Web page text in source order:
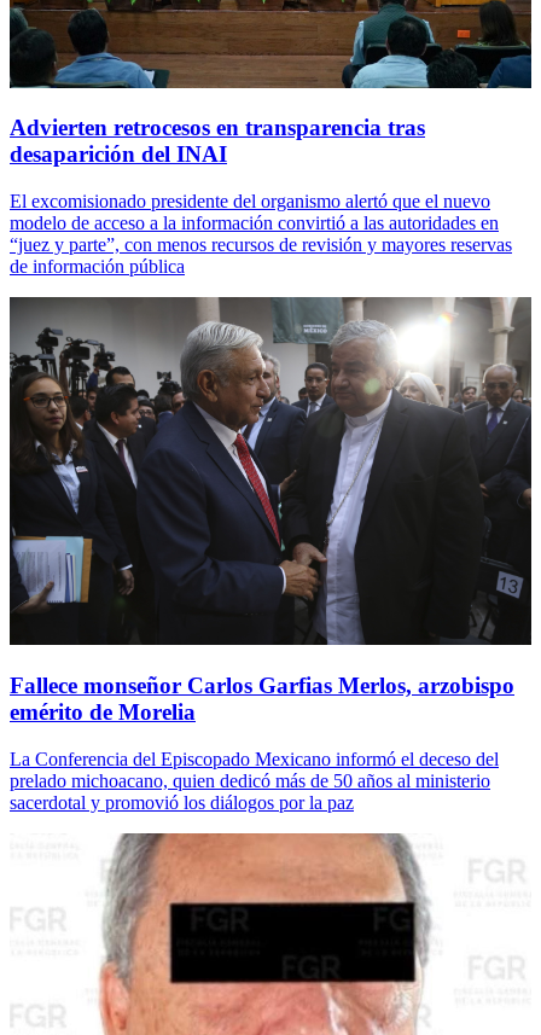
Advierten retrocesos en transparencia tras
desaparición del INAI
El excomisionado presidente del organismo alertó que el nuevo
modelo de acceso a la información convirtió a las autoridades en
“juez y parte”, con menos recursos de revisión y mayores reservas
de información pública
Fallece monseñor Carlos Garfias Merlos, arzobispo
emérito de Morelia
La Conferencia del Episcopado Mexicano informó el deceso del
prelado michoacano, quien dedicó más de 50 años al ministerio
sacerdotal y promovió los diálogos por la paz